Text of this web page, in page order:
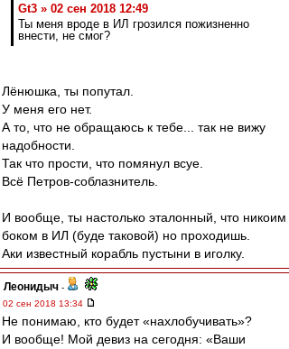
Gt3 » 02 сен 2018 12:49
Ты меня вроде в ИЛ грозился пожизненно
внести, не смог?
Лёнюшка, ты попутал.
У меня его нет.
А то, что не обращаюсь к тебе... так не вижу
надобности.
Так что прости, что помянул всуе.
Всё Петров-соблазнитель.
И вообще, ты настолько эталонный, что никоим
боком в ИЛ (буде таковой) но проходишь.
Аки известный корабль пустыни в иголку.
Леонидыч -
02 сен 2018 13:34
Не понимаю, кто будет «нахлобучивать»?
И вообще! Мой девиз на сегодня: «Ваши